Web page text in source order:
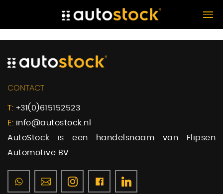
CONTACT
T: +31(0)615152523
E: info@autostock.nl
AutoStock is een handelsnaam van Flipsen
Automotive BV